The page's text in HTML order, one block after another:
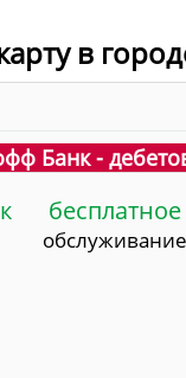
в
Банк -
бесплатное
обслуживание